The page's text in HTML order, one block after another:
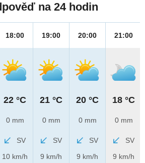
na 24 hodin
18:00
22 °C
0 mm
SV
10 km/h
19:00
21 °C
0 mm
SV
9 km/h
20:00
20 °C
0 mm
SV
9 km/h
21:00
18 °C
0 mm
SV
9 km/h